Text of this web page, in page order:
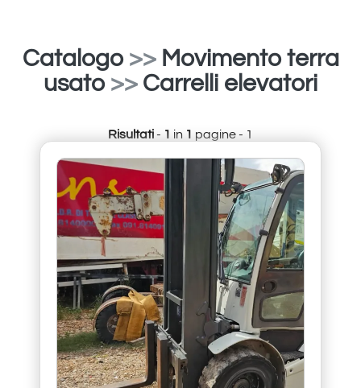
Catalogo >> Movimento terra
usato >> Carrelli elevatori
Risultati- 1 in 1 pagine - 1